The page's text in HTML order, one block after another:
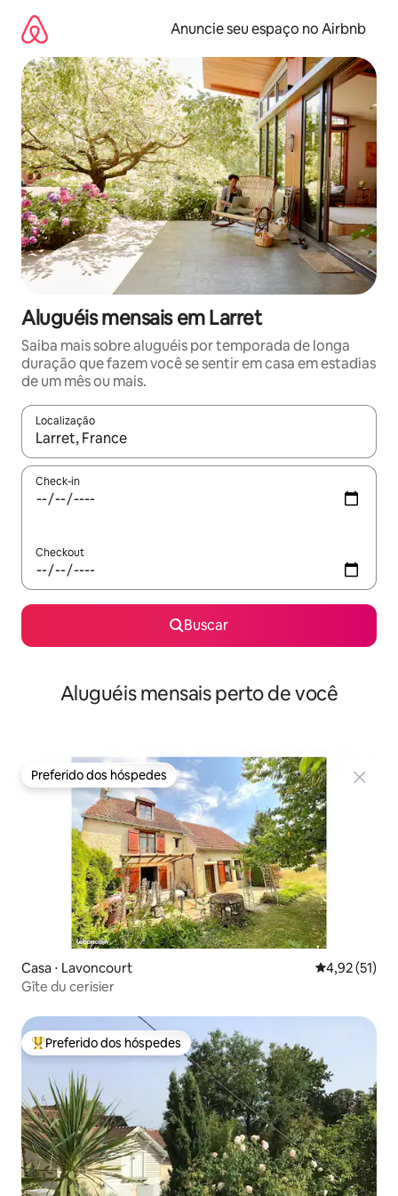
para
conteúdo
Anuncie seu espaço no Airbnb
Aluguéis mensais em Larret
Saiba mais sobre aluguéis por temporada de longa
duração que fazem você se sentir em casa em estadias
de um mês ou mais.
Localização
Quando os resultados estiverem disponíveis, explore-os
Check-in
Checkout
Buscar
Aluguéis mensais perto de você
Preferido dos hóspedes
Preferido dos hóspedes
Casa ⋅ Lavoncourt 4,92 de uma
4,92 (51)
Gîte du cerisier
Entre os melhores preferidos dos hóspedes
Preferido dos hóspedes